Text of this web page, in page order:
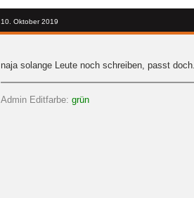
10. Oktober 2019
naja solange Leute noch schreiben, passt
Admin Editfarbe: grün